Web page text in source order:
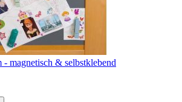
magnetisch & selbstklebend